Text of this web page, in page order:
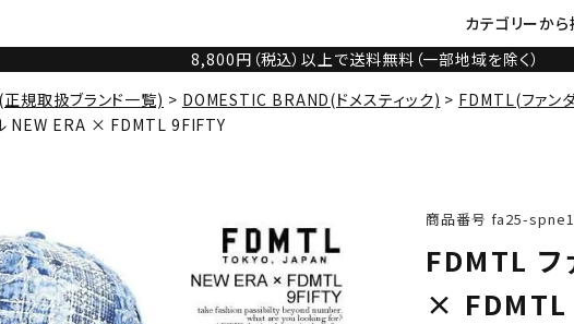
カテゴリーから
8,800円（税込）以上で送料無料（一部地域を除く）
規取扱ブランド一覧) DOMESTIC BRAND(ドメスティック)
FDMTL(ファン
NEW ERA × FDMTL 9FIFTY
商品番号 fa25-
FDMTL フ
× FDMTL